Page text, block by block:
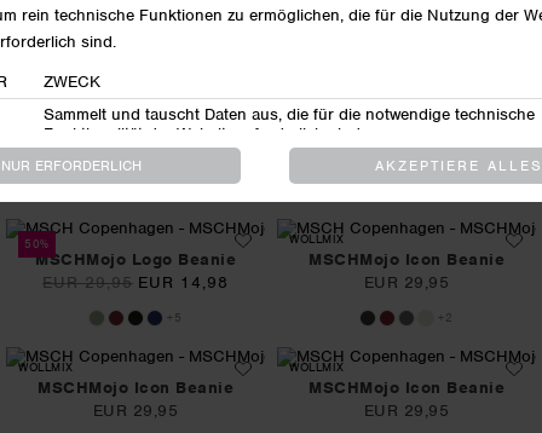
EUR 29,95
MSCHMojo Logo Beanie
EUR 29,95
+5
MSCHMojo Logo Beanie
EUR 29,95
+5
50%
MSCHMojo Logo Beanie
EUR 29,95 EUR 14,98
+5
WOLLMIX
MSCHMojo Icon Beanie
EUR 29,95
+2
WOLLMIX
MSCHMojo Icon Beanie
EUR 29,95
WOLLMIX
MSCHMojo Icon Beanie
EUR 29,95